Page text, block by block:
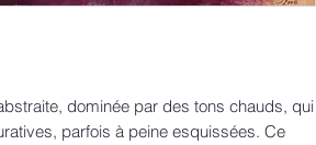
dominée par des tons chauds, qui
parfois à peine esquissées. Ce